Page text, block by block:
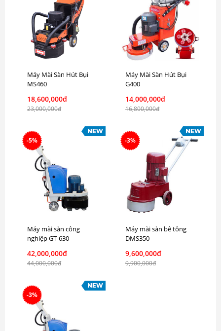
Máy Mài Sàn Hút Bụi
MS460
18,600,000đ
23,000,000đ
Máy Mài Sàn Hút Bụi
G400
14,000,000đ
16,800,000đ
-5%
Máy mài sàn công
nghiệp GT-630
42,000,000đ
44,000,000đ
-3%
Máy mài sàn bê tông
DMS350
9,600,000đ
9,900,000đ
-3%